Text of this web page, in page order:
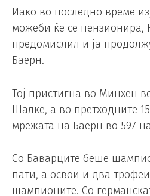
Иако во последно време
можеби ќе се пензионира,
предомислил и ја
Баерн.
Тој пристигна во Минхен
Шалке, а во претходните
мрежата на Баерн во 597
Со Баварците беше
пати, а освои и два
шампионите. Со